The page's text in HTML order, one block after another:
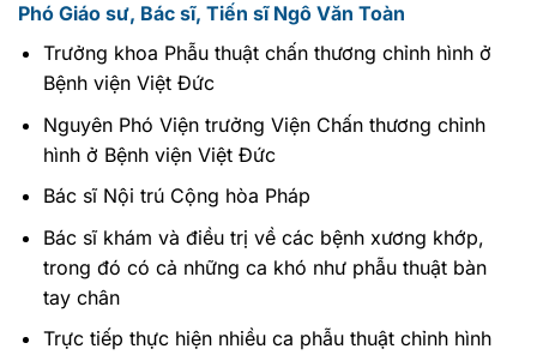
Phó Giáo sư, Bác sĩ, Tiến sĩ Ngô Văn Toàn
Trưởng khoa Phẫu thuật chấn thương chỉnh hình ở
Bệnh viện Việt Đức
Nguyên Phó Viện trưởng Viện Chấn thương chỉnh
hình ở Bệnh viện Việt Đức
Bác sĩ Nội trú Cộng hòa Pháp
Bác sĩ khám và điều trị về các bệnh xương khớp,
trong đó có cả những ca khó như phẫu thuật bàn
tay chân
Trực tiếp thực hiện nhiều ca phẫu thuật chỉnh hình